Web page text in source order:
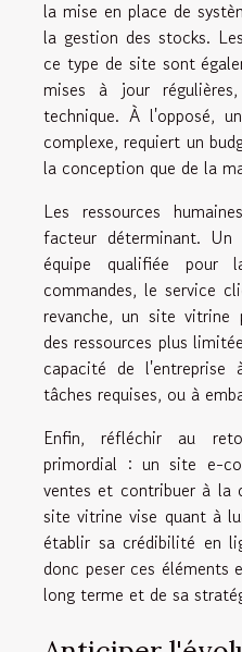
la mise en place de
la gestion des stocks.
ce type de site sont
mises à jour
technique. À l'opposé,
complexe, requiert un
la conception que de la
Les ressources
facteur déterminant.
équipe qualifiée pour
commandes, le service
revanche, un site vitrine
des ressources plus
capacité de l'entreprise
tâches requises, ou à
Enfin, réfléchir au
primordial : un site e-
ventes et contribuer à la
site vitrine vise quant à
établir sa crédibilité en
donc peser ces
long terme et de sa